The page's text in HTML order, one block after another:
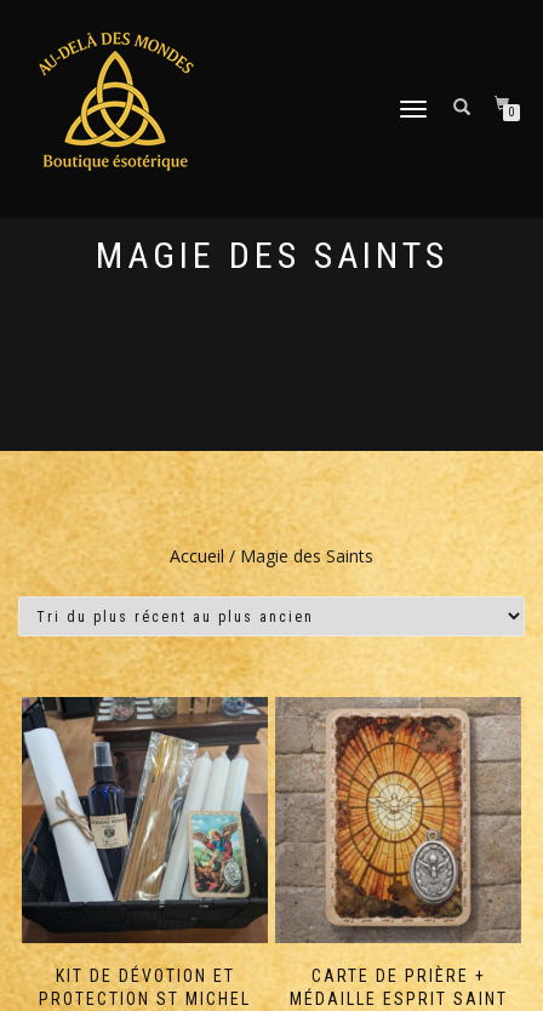
DÉPLIER
0
MAGIE DES SAINTS
Accueil/ Magie des Saints
KIT DE DÉVOTION ET
PROTECTION ST MICHEL
CARTE DE PRIÈRE +
MÉDAILLE ESPRIT SAINT